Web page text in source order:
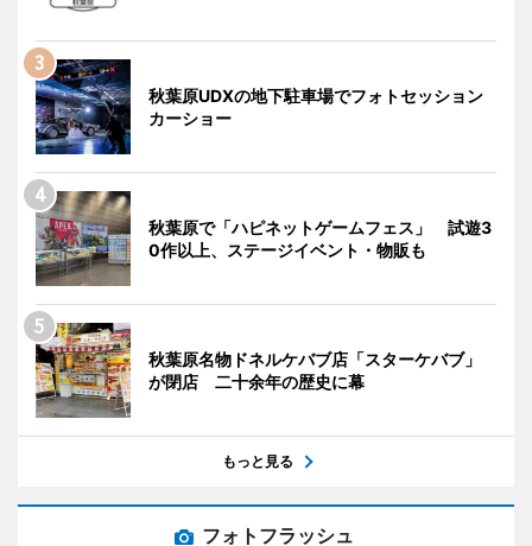
秋葉原UDXの地下駐車場でフォトセッション
カーショー
秋葉原で「ハピネットゲームフェス」 試遊3
0作以上、ステージイベント・物販も
秋葉原名物ドネルケバブ店「スターケバブ」
が閉店 二十余年の歴史に幕
もっと見る
フォトフラッシュ